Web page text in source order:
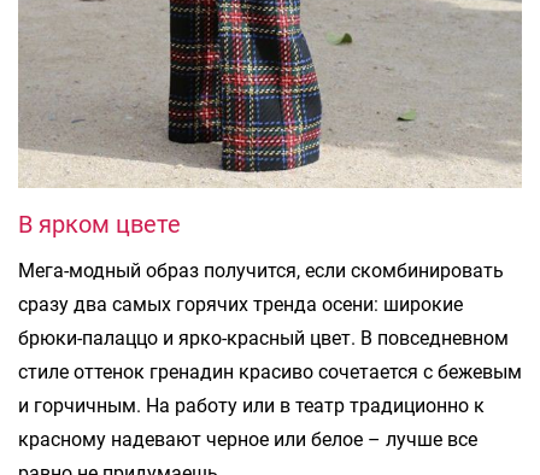
В ярком цвете
Мега-модный образ получится, если скомбинировать
сразу два самых горячих тренда осени: широкие
брюки-палаццо и ярко-красный цвет. В повседневном
стиле оттенок гренадин красиво сочетается с бежевым
и горчичным. На работу или в театр традиционно к
красному надевают черное или белое – лучше все